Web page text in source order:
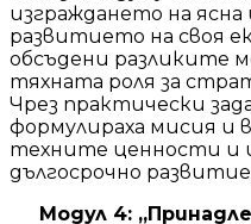
изграждането на ясна
развитието на своя
обсъдени разликите
тяхната роля за
Чрез практически
формулираха мисия и
техните ценности и
дългосрочно
Модул 4: